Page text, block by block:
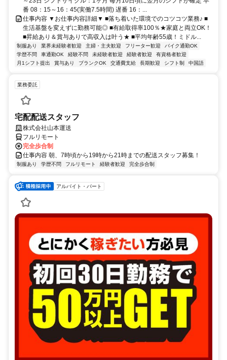
番 08：15～16：45(実働7.5時間) 遅番 16：...
仕事内容 ▼お仕事内容詳細▼ ■落ち着いた環境でのコツコツ業務♪ ■
生活基盤を変えずに勤務可能◎ ■有給取得率100％★家庭と両立OK！
■昇給あり＆賞与ありで高収入は叶う★ ■平均年齢55歳！ミドル...
制服あり 業界未経験者歓迎 主婦・主夫歓迎 フリーター歓迎
バイク通勤OK
学歴不問
車通勤OK 経験不問 未経験者歓迎 経験者歓迎
有資格者歓迎
月1シフト提出
賞与あり ブランクOK 交通費支給 長期歓迎 シフト制 中国語
業務委託
宅配配送スタッフ
株式会社山本運送
フルリモート
完全歩合制
仕事内容 朝、7時頃から19時から21時までの配送スタッフ募集！
制服あり 学歴不問 フルリモート 経験者歓迎 完全歩合制
アルバイト・パート